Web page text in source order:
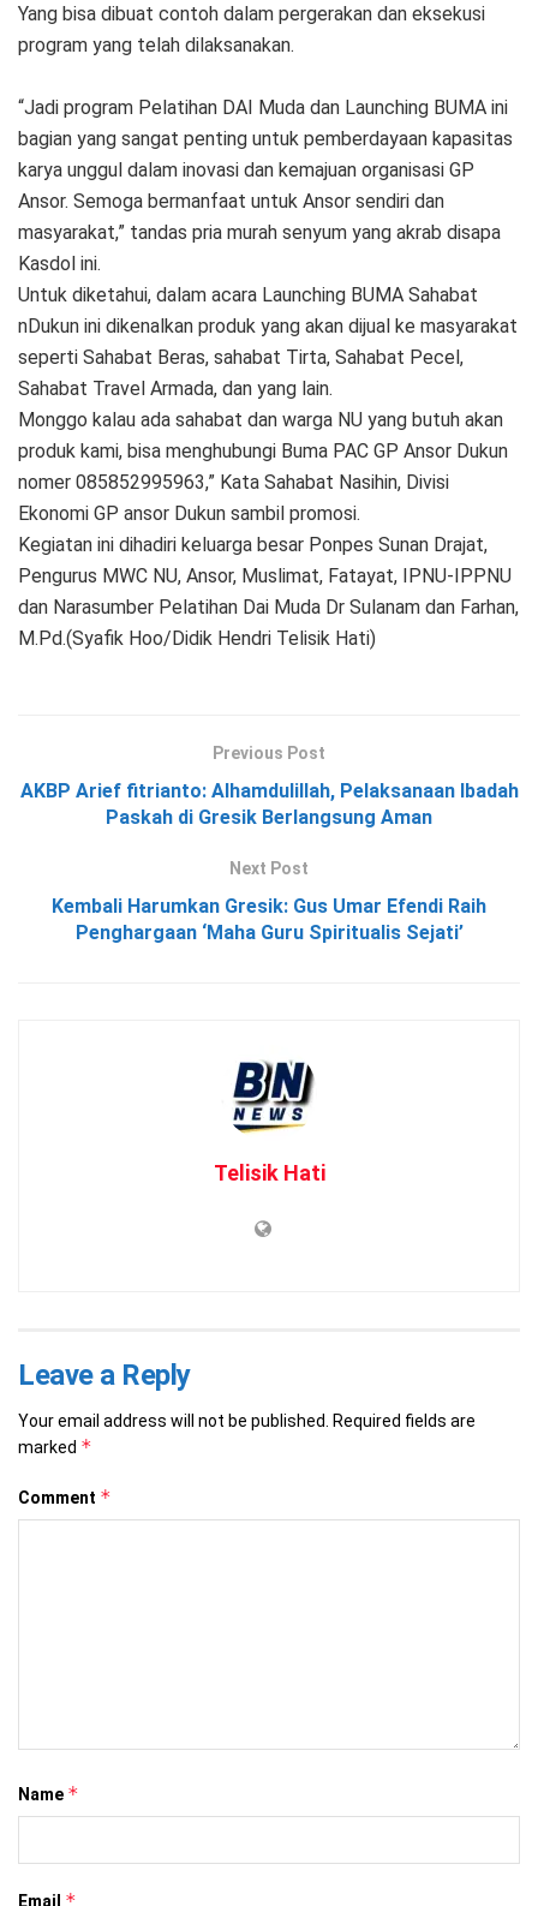
Yang bisa dibuat contoh dalam pergerakan dan eksekusi
program yang telah dilaksanakan.
“Jadi program Pelatihan DAI Muda dan Launching BUMA ini
bagian yang sangat penting untuk pemberdayaan kapasitas
karya unggul dalam inovasi dan kemajuan organisasi GP
Ansor. Semoga bermanfaat untuk Ansor sendiri dan
masyarakat,” tandas pria murah senyum yang akrab disapa
Kasdol ini.
Untuk diketahui, dalam acara Launching BUMA Sahabat
nDukun ini dikenalkan produk yang akan dijual ke masyarakat
seperti Sahabat Beras, sahabat Tirta, Sahabat Pecel,
Sahabat Travel Armada, dan yang lain.
Monggo kalau ada sahabat dan warga NU yang butuh akan
produk kami, bisa menghubungi Buma PAC GP Ansor Dukun
nomer 085852995963,” Kata Sahabat Nasihin, Divisi
Ekonomi GP ansor Dukun sambil promosi.
Kegiatan ini dihadiri keluarga besar Ponpes Sunan Drajat,
Pengurus MWC NU, Ansor, Muslimat, Fatayat, IPNU-IPPNU
dan Narasumber Pelatihan Dai Muda Dr Sulanam dan Farhan,
M.Pd.(Syafik Hoo/Didik Hendri Telisik Hati)
Previous Post
AKBP Arief fitrianto: Alhamdulillah, Pelaksanaan Ibadah
Paskah di Gresik Berlangsung Aman
Next Post
Kembali Harumkan Gresik: Gus Umar Efendi Raih
Penghargaan ‘Maha Guru Spiritualis Sejati’
Telisik Hati
Leave a Reply
Your email address will not be published. Required fields are
marked *
Comment *
Name *
Email *